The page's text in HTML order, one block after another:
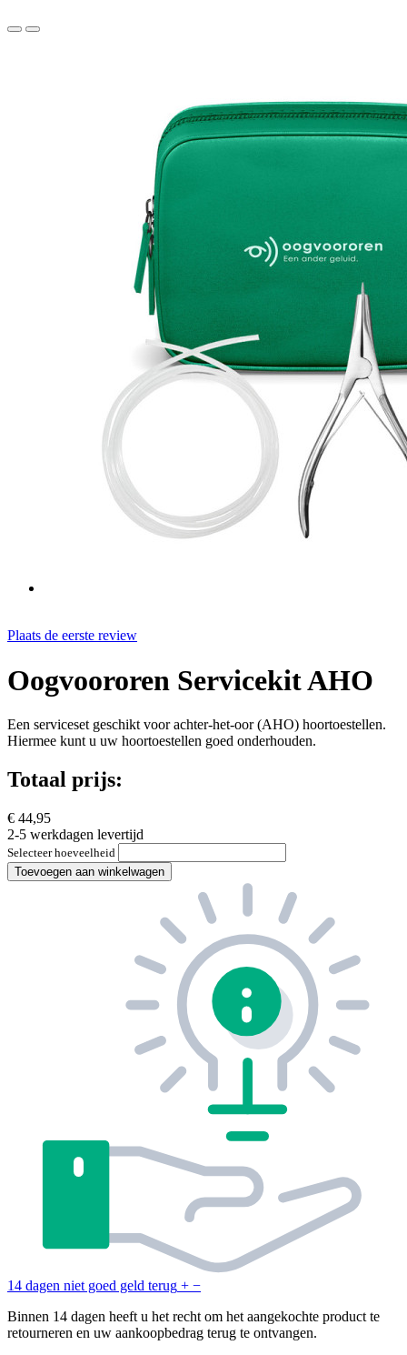
Plaats de eerste review
Oogvoororen Servicekit AHO
Een serviceset geschikt voor achter-het-oor (AHO) hoortoestellen.
Hiermee kunt u uw hoortoestellen goed onderhouden.
Totaal prijs:
€ 44,95
2-5 werkdagen levertijd
Selecteer hoeveelheid
Toevoegen aan winkelwagen
14 dagen niet goed geld terug + −
Binnen 14 dagen heeft u het recht om het aangekochte product te
retourneren en uw aankoopbedrag terug te ontvangen.